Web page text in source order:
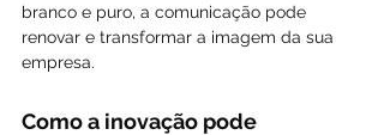
branco e puro, a comunicação pode
renovar e transformar a imagem da sua
empresa.
Como a inovação pode